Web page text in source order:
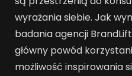
wyrażania siebie. Jak
badania agencji
główny powód
możliwość inspirowania